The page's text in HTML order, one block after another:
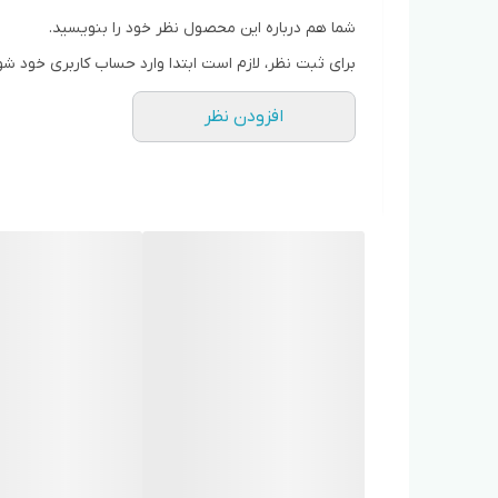
شما هم درباره این محصول نظر خود را بنویسید.
برای ثبت نظر، لازم است ابتدا وارد حساب کاربری خود
افزودن نظر